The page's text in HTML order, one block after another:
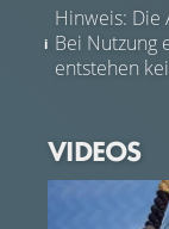
Hinweis: Die
Bei Nutzung
entstehen
VIDEOS